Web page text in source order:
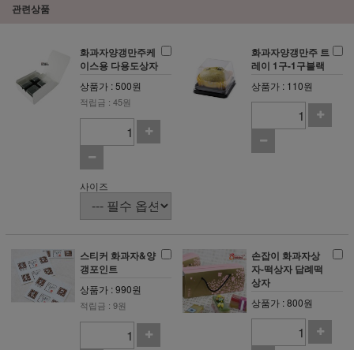
관련상품
화과자양갱만주케
이스용 다용도상자
상품가 : 500원
적립금 : 45원
사이즈
화과자양갱만주 트
레이 1구-1구블랙
상품가 : 110원
스티커 화과자&양
갱포인트
상품가 : 990원
적립금 : 9원
손잡이 화과자상
자-떡상자 답례떡
상자
상품가 : 800원